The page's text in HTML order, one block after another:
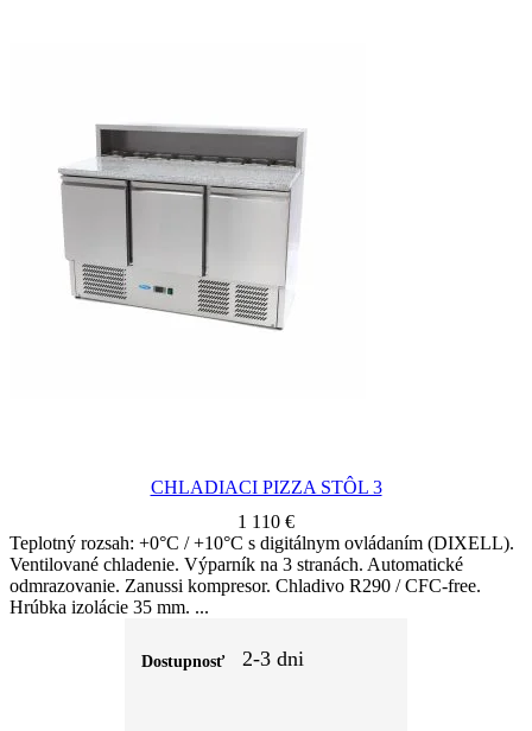
CHLADIACI PIZZA STÔL 3
1 110 €
Teplotný rozsah: +0°C / +10°C s digitálnym ovládaním (DIXELL).
Ventilované chladenie. Výparník na 3 stranách. Automatické
odmrazovanie. Zanussi kompresor. Chladivo R290 / CFC-free.
Hrúbka izolácie 35 mm.
Dostupnosť 2-3 dni